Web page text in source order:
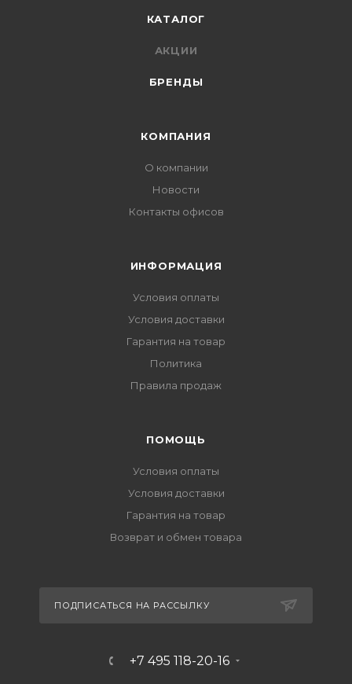
КАТАЛОГ
АКЦИИ
БРЕНДЫ
КОМПАНИЯ
О компании
Новости
Контакты офисов
ИНФОРМАЦИЯ
Условия оплаты
Условия доставки
Гарантия на товар
Политика
Правила продаж
ПОМОЩЬ
Условия оплаты
Условия доставки
Гарантия на товар
Возврат и обмен товара
ПОДПИСАТЬСЯ НА РАССЫЛКУ
+7 495 118-20-16